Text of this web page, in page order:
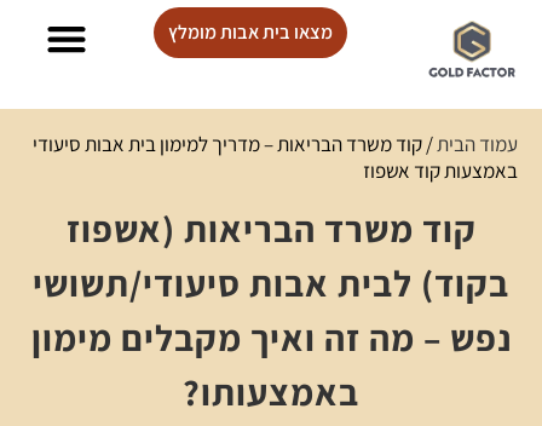
מצאו בית אבות מומלץ
עמוד הבית/קוד משרד הבריאות – מדריך למימון בית אבות סיעודי
באמצעות קוד אשפוז
קוד משרד הבריאות (אשפוז
בקוד) לבית אבות סיעודי/תשושי
נפש – מה זה ואיך מקבלים מימון
באמצעותו?